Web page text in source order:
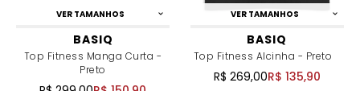
VER TAMANHOS
BASIQ
Top Fitness Manga Curta -
Preto
VER TAMANHOS
BASIQ
Top Fitness Alcinha - Preto
R$ 269,00R$ 135,90